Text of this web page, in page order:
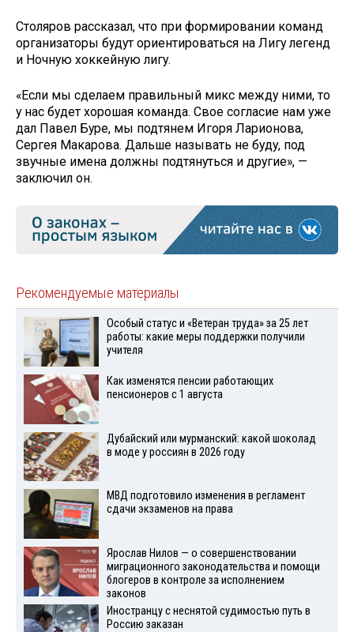
Столяров рассказал, что при формировании команд
организаторы будут ориентироваться на Лигу легенд
и Ночную хоккейную лигу.
«Если мы сделаем правильный микс между ними, то
у нас будет хорошая команда. Свое согласие нам уже
дал Павел Буре, мы подтянем Игоря Ларионова,
Сергея Макарова. Дальше называть не буду, под
звучные имена должны подтянуться и другие», —
заключил он.
Рекомендуемые материалы
Особый статус и «Ветеран труда» за 25 лет
работы: какие меры поддержки получили
учителя
Как изменятся пенсии работающих
пенсионеров с 1 августа
Дубайский или мурманский: какой шоколад
в моде у россиян в 2026 году
МВД подготовило изменения в регламент
сдачи экзаменов на права
Ярослав Нилов — о совершенствовании
миграционного законодательства и помощи
блогеров в контроле за исполнением
законов
Иностранцу с неснятой судимостью путь в
Россию заказан